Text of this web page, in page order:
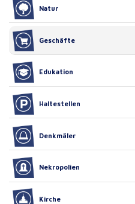
Natur
Geschäfte
Edukation
Haltestellen
Denkmäler
Nekropolien
Kirche